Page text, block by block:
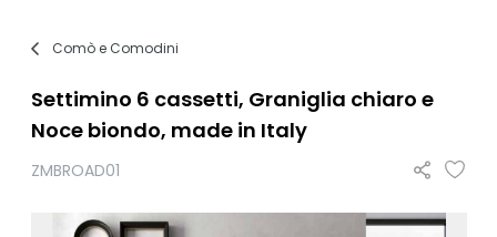
Comò e Comodini
Settimino 6 cassetti, Graniglia chiaro e
Noce biondo, made in Italy
ZMBROAD01